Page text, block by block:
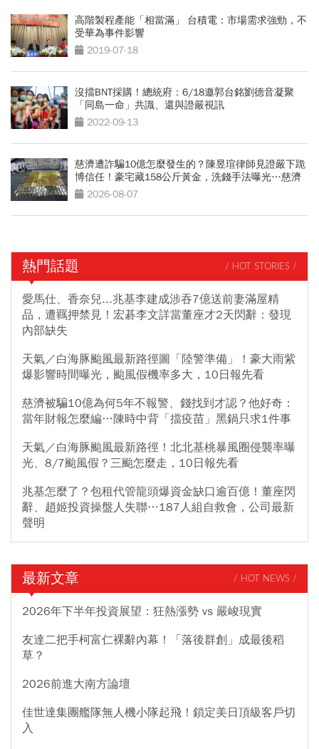
高階製程產能「相當滿」 台積電：市場需求強勁，不
受華為事件影響
2019-07-18
沒擋BNT採購！總統府：6/18邀郭台銘劉德音凝聚
「同島一命」共識、還與證嚴視訊
2022-09-13
慈濟遭詐騙10億怎麼發生的？陳昱瑄律師見證嚴下跪
博信任！豪宅藏158公斤黃金，洗錢手法曝光…慈濟
回應了
2026-08-07
熱門話題 / HOT STORIES /
愛馬仕、香奈兒...兆基李建成涉吞7億送前妻滿屋精
品，遭羈押禁見！宏碁李文詳當董座才2天閃辭：發現
內部缺失
天氣／白海豚颱風最新路徑圖「陸警準備」！豪大雨紫
爆影響時間曝光，颱風假機率多大，10日報先看
慈濟被騙10億為何5年不報警、錢找到才認？他好奇：
當年財報怎麼編…陳時中背「擋疫苗」黑鍋只求1件事
天氣／白海豚颱風最新路徑！北北基桃暴風圈侵襲率曝
光、8/7颱風假？三颱怎麼走，10日報先看
兆基怎麼了？包租代管龍頭爆資金缺口逾百億！董座閃
辭、趙姬投資操盤人失聯…187人組自救會，公司最新
聲明
最新文章 / HOT NEWS /
2026年下半年投資展望：狂熱漲勢 vs 嚴峻現實
友達二把手柯富仁裸辭內幕！「落後群創」成最後稻
草？
2026前進大南方論壇
佳世達集團艦隊無人機小隊起飛！鎖定美日頂級客戶切
入